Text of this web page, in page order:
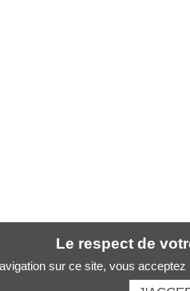
Le respect de
sur ce site, vous